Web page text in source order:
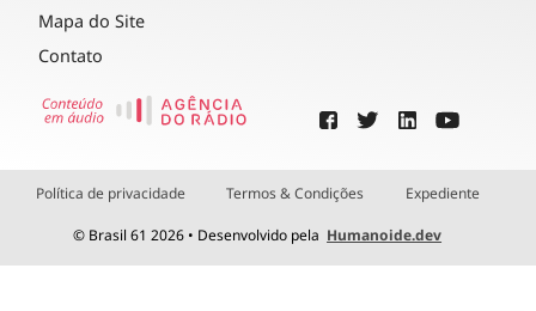
Mapa do Site
Contato
Política de privacidade Termos & Condições Expediente
© Brasil 61 2026 • Desenvolvido pela Humanoide.dev